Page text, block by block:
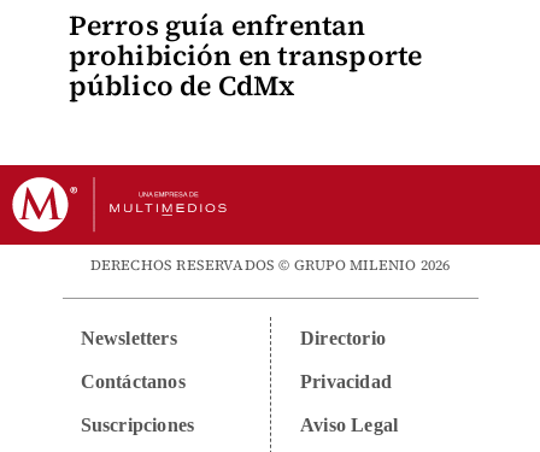
Perros guía enfrentan
prohibición en transporte
público de CdMx
DERECHOS RESERVADOS © GRUPO MILENIO 2026
Newsletters
Contáctanos
Suscripciones
Directorio
Privacidad
Aviso Legal